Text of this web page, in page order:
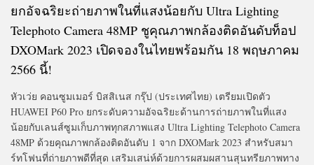
ยกอัจฉริยะถ่ายภาพในที่แสงน้อยกับ Ultra Lighting
Telephoto Camera 48MP ชูคุณภาพกล้องติดอันดับท็อป
DXOMark 2023 เปิดจองในไทยพร้อมกัน 18 พฤษภาคม
2566 นี้!
หัวเว่ย คอนซูมเมอร์ บิสสิเนส กรุ๊ป (ประเทศไทย) เตรียมเปิดตัว
HUAWEI P60 Pro ยกระดับความอัจฉริยะด้านการถ่ายภาพในที่แสง
น้อยกับเลนส์ซูมเก็บภาพทุกสภาพแสง Ultra Lighting Telephoto Camera
48MP ด้วยคุณภาพกล้องติดอันดับ 1 จาก DXOMark 2023 สำหรับสมา
ร์ทโฟนที่ถ่ายภาพดีที่สุด เสริมเสน่ห์ด้วยการผสมผสานสุนทรียภาพทาง